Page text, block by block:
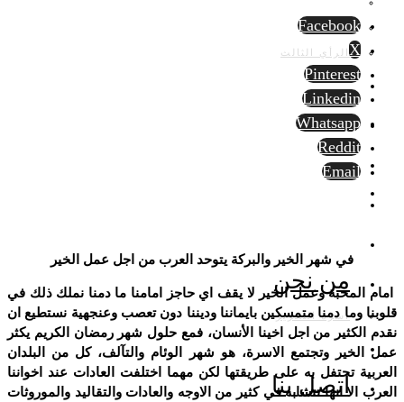
الرأي الثالث
من نحن
أسرة التحرير
اتصل بنا
Facebook
X
Pinterest
Linkedin
Whatsapp
Reddit
Email
في شهر الخير والبركة يتوحد العرب من اجل عمل الخير
امام المحبة وعمل الخير لا يقف اي حاجز امامنا ما دمنا نملك ذلك في
قلوبنا وما دمنا متمسكين بايماننا وديننا دون تعصب وعنجهية نستطيع ان
نقدم الكثير من اجل اخينا الأنسان، فمع حلول شهر رمضان الكريم يكثر
عمل الخير وتجتمع الاسرة، هو شهر الوئام والتآلف، كل من البلدان
العربية تحتفل به على طريقتها لكن مهما اختلفت العادات عند اخواننا
العرب الا انها تتشابه في كثير من الاوجه والعادات والتقاليد والموروثات